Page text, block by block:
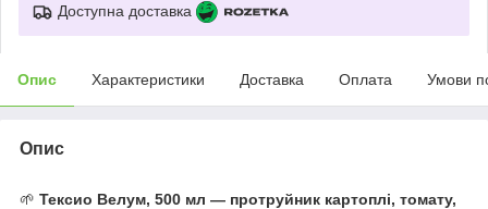
Доступна доставка
Опис Характеристики Доставка Оплата Умови
Опис
🌱 Тексио Велум, 500 мл — протруйник картоплі, томату,